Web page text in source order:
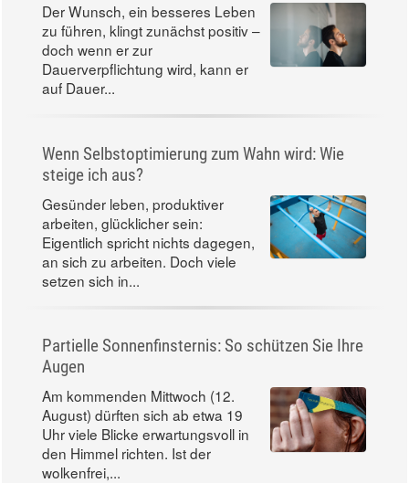
Der Wunsch, ein besseres Leben
zu führen, klingt zunächst positiv –
doch wenn er zur
Dauerverpflichtung wird, kann er
auf Dauer...
Wenn Selbstoptimierung zum Wahn wird: Wie
steige ich aus?
Gesünder leben, produktiver
arbeiten, glücklicher sein:
Eigentlich spricht nichts dagegen,
an sich zu arbeiten. Doch viele
setzen sich in...
Partielle Sonnenfinsternis: So schützen Sie Ihre
Augen
Am kommenden Mittwoch (12.
August) dürften sich ab etwa 19
Uhr viele Blicke erwartungsvoll in
den Himmel richten. Ist der
wolkenfrei,...